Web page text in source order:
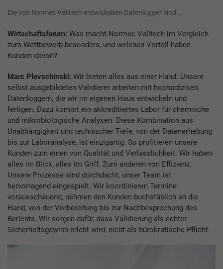
Die von Normec Valitech entwickelten Datenlogger sind...
Wirtschaftsforum: Was macht Normec Valitech im Vergleich
zum Wettbewerb besonders, und welchen Vorteil haben
Kunden davon?
Marc Plevschinski: Wir bieten alles aus einer Hand: Unsere
selbst ausgebildeten Validierer arbeiten mit hochpräzisen
Datenloggern, die wir im eigenen Haus entwickeln und
fertigen. Dazu kommt ein akkreditiertes Labor für chemische
und mikrobiologische Analysen. Diese Kombination aus
Unabhängigkeit und technischer Tiefe, von der Datenerhebung
bis zur Laboranalyse, ist einzigartig. So profitieren unsere
Kunden zum einen von Qualität und Verlässlichkeit: Wir haben
alles im Blick, alles im Griff. Zum anderen von Effizienz.
Unsere Prozesse sind durchdacht, unser Team ist
hervorragend eingespielt. Wir koordinieren Termine
vorausschauend, nehmen den Kunden buchstäblich an die
Hand, von der Vorbereitung bis zur Nachbesprechung des
Berichts. Wir sorgen dafür, dass Validierung als echter
Sicherheitsgewinn erlebt wird, nicht als bürokratische Pflicht.